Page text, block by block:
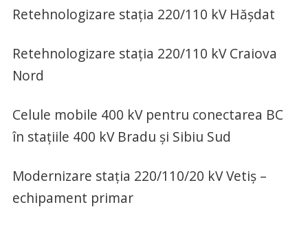
Retehnologizare staţia 220/110 kV Hăşdat
Retehnologizare stația 220/110 kV Craiova
Nord
Celule mobile 400 kV pentru conectarea BC
în stațiile 400 kV Bradu şi Sibiu Sud
Modernizare staţia 220/110/20 kV Vetiş –
echipament primar